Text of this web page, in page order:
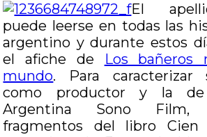
El
puede leerse en todas las
argentino y durante estos
el afiche de Los bañeros
mundo. Para caracterizar
como productor y la de
Argentina Sono Film,
fragmentos del libro